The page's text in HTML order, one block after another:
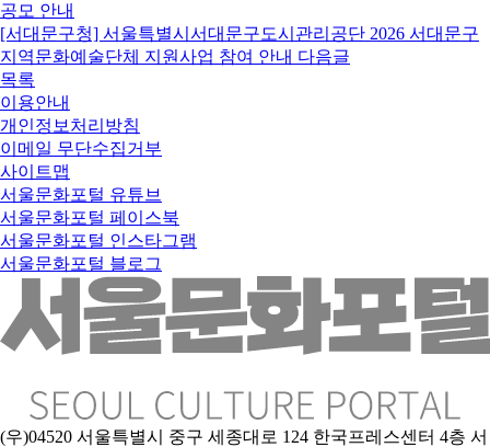
공모 안내
[서대문구청] 서울특별시서대문구도시관리공단 2026 서대문구
지역문화예술단체 지원사업 참여 안내 다음글
목록
이용안내
개인정보처리방침
이메일 무단수집거부
사이트맵
서울문화포털 유튜브
서울문화포털 페이스북
서울문화포털 인스타그램
서울문화포털 블로그
(우)04520 서울특별시 중구 세종대로 124 한국프레스센터 4층 서